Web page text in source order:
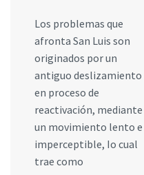
Los problemas que
afronta San Luis son
originados por un
antiguo deslizamiento
en proceso de
reactivación, mediante
un movimiento lento e
imperceptible, Io cual
trae como